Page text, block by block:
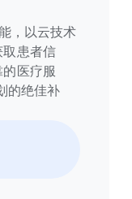
，以云技术
取患者信
医疗服
的绝佳补